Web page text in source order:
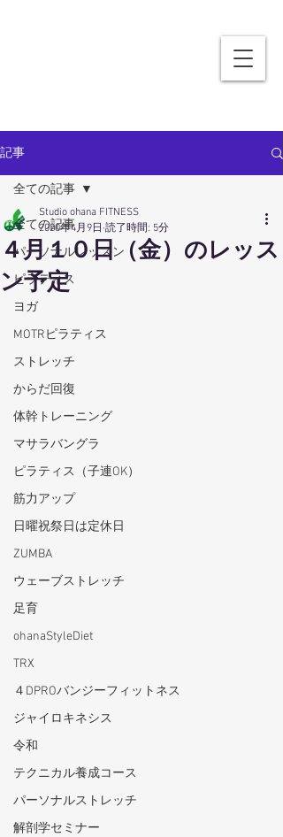
記事
全ての記事
パーソナルレッスン
ピラティス
ヨガ
MOTRピラティス
ストレッチ
からだ回復
体幹トレーニング
マサラバングラ
ピラティス（子連OK）
筋力アップ
日曜祝祭日は定休日
ZUMBA
ウェーブストレッチ
足育
ohanaStyleDiet
TRX
４DPROバンジーフィットネス
ジャイロキネシス
令和
テクニカル養成コース
パーソナルストレッチ
解剖学セミナー
全ての記事
４月１０日（金）のレッス
ン予定
Studio ohana FITNESS
2020年4月9日 読了時間: 5分